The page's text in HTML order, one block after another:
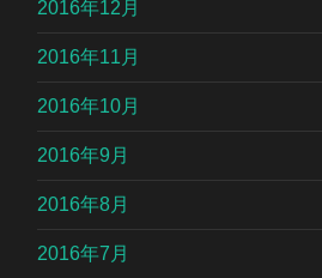
2016年12月
2016年11月
2016年10月
2016年9月
2016年8月
2016年7月